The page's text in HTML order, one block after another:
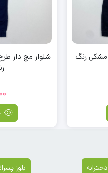
مشکی رنگ
شلوار مچ دار
بلوز